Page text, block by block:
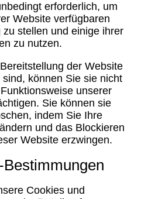
erforderlich, um
Website verfügbaren
stellen und einige ihrer
zu nutzen.
der Website
können Sie sie nicht
unserer
Sie können sie
indem Sie Ihre
und das Blockieren
Website erzwingen.
Cookies und